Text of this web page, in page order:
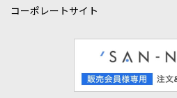
コーポレートサイト